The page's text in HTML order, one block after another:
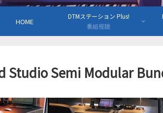
HOME
DTMステーション Plus!
番組視聴
Studio Semi Modular